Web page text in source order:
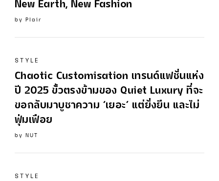
New Earth, New Fashion
by Plair
STYLE
Chaotic Customisation เทรนด์แฟชั่นแห่ง
ปี 2025 ขั้วตรงข้ามของ Quiet Luxury ที่จะ
ขอกลับมาบูชาความ ‘เยอะ’ แต่ยั่งยืน และไม่
ฟุ่มเฟือย
by NUT
STYLE